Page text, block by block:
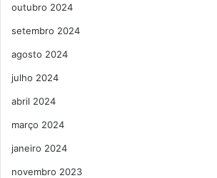
outubro 2024
setembro 2024
agosto 2024
julho 2024
abril 2024
março 2024
janeiro 2024
novembro 2023